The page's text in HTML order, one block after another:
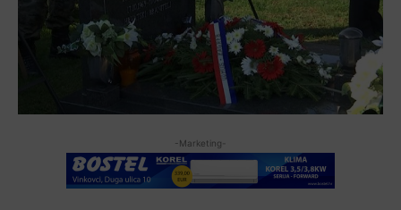
-Marketing-